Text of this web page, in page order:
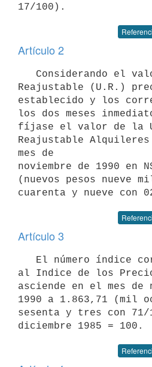
Artículo 2
Reajustable (U.R.)
establecido y los
los dos meses
fíjase el valor de la
Reajustable
mes de
noviembre de 1990 en
(nuevos pesos nueve
Artículo 3
al Indice de los
asciende en el mes de
1990 a 1.863,71 (mil
sesenta y tres con 71/